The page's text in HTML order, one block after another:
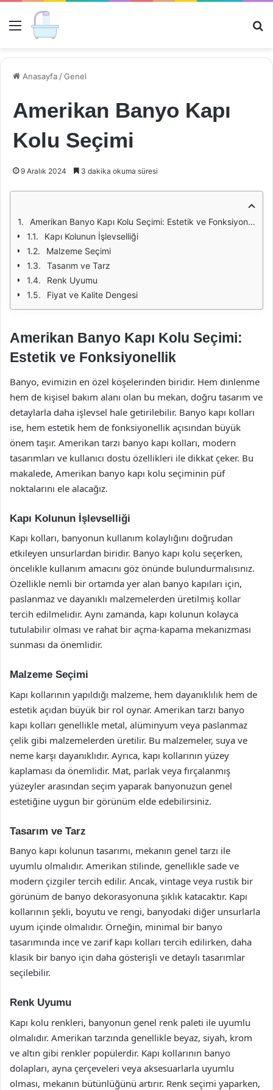
Menü
Anasayfa /Genel
Amerikan Banyo Kapı
Kolu Seçimi
9 Aralık 2024 3 dakika okuma süresi
Amerikan Banyo Kapı Kolu Seçimi: Estetik ve Fonksiyonellik
Kapı Kolunun İşlevselliği
Malzeme Seçimi
Tasarım ve Tarz
Renk Uyumu
Fiyat ve Kalite Dengesi
Amerikan Banyo Kapı Kolu Seçimi:
Estetik ve Fonksiyonellik
Banyo, evimizin en özel köşelerinden biridir. Hem dinlenme
hem de kişisel bakım alanı olan bu mekan, doğru tasarım ve
detaylarla daha işlevsel hale getirilebilir. Banyo kapı kolları
ise, hem estetik hem de fonksiyonellik açısından büyük
önem taşır. Amerikan tarzı banyo kapı kolları, modern
tasarımları ve kullanıcı dostu özellikleri ile dikkat çeker. Bu
makalede, Amerikan banyo kapı kolu seçiminin püf
noktalarını ele alacağız.
Kapı Kolunun İşlevselliği
Kapı kolları, banyonun kullanım kolaylığını doğrudan
etkileyen unsurlardan biridir. Banyo kapı kolu seçerken,
öncelikle kullanım amacını göz önünde bulundurmalısınız.
Özellikle nemli bir ortamda yer alan banyo kapıları için,
paslanmaz ve dayanıklı malzemelerden üretilmiş kollar
tercih edilmelidir. Aynı zamanda, kapı kolunun kolayca
tutulabilir olması ve rahat bir açma-kapama mekanizması
sunması da önemlidir.
Malzeme Seçimi
Kapı kollarının yapıldığı malzeme, hem dayanıklılık hem de
estetik açıdan büyük bir rol oynar. Amerikan tarzı banyo
kapı kolları genellikle metal, alüminyum veya paslanmaz
çelik gibi malzemelerden üretilir. Bu malzemeler, suya ve
neme karşı dayanıklıdır. Ayrıca, kapı kollarının yüzey
kaplaması da önemlidir. Mat, parlak veya fırçalanmış
yüzeyler arasından seçim yaparak banyonuzun genel
estetiğine uygun bir görünüm elde edebilirsiniz.
Tasarım ve Tarz
Banyo kapı kolunun tasarımı, mekanın genel tarzı ile
uyumlu olmalıdır. Amerikan stilinde, genellikle sade ve
modern çizgiler tercih edilir. Ancak, vintage veya rustik bir
görünüm de banyo dekorasyonuna şıklık katacaktır. Kapı
kollarının şekli, boyutu ve rengi, banyodaki diğer unsurlarla
uyum içinde olmalıdır. Örneğin, minimal bir banyo
tasarımında ince ve zarif kapı kolları tercih edilirken, daha
klasik bir banyo için daha gösterişli ve detaylı tasarımlar
seçilebilir.
Renk Uyumu
Kapı kolu renkleri, banyonun genel renk paleti ile uyumlu
olmalıdır. Amerikan tarzında genellikle beyaz, siyah, krom
ve altın gibi renkler popülerdir. Kapı kollarının banyo
dolapları, ayna çerçeveleri veya aksesuarlarla uyumlu
olması, mekanın bütünlüğünü artırır. Renk seçimi yaparken,